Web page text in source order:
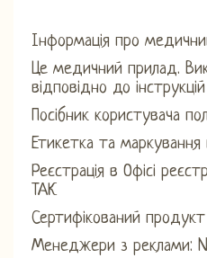
Інформація про
Це медичний прилад.
відповідно до
Посібник користувача
Етикетка та
Реєстрація в Офісі
ТАК
Сертифікований
Менеджери з реклами: